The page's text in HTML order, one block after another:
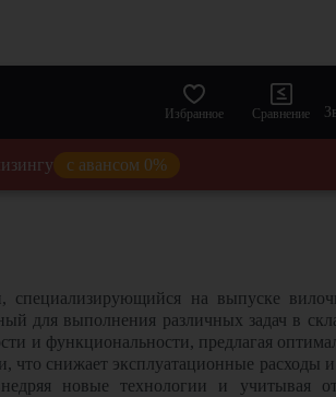
Избранное Сравнение
с авансом 0%
специализирующийся на выпуске
для выполнения различных задач в
и функциональности, предлагая
что снижает эксплуатационные
новые технологии и учитывая